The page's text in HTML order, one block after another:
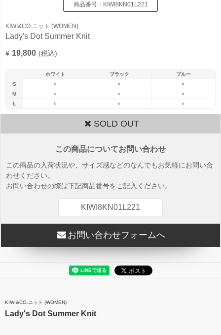
商品番号： KIWI8KN01L221
KIWI&CO.ニット (WOMEN)
Lady's Dot Summer Knit
¥ 19,800 (税込)
ホワイト ブラック
ブルー
S
× ×
×
M
× ×
×
L
× × ×
SOLD OUT
この商品についてお問い合わせ
この商品の入荷状況や、サイズ感などのなんでもお気軽にお問い合
わせください。
お問い合わせの際は下記商品番号をご記入ください。
KIWI8KN01L221
お問い合わせフォームへ
KIWI&CO.ニット (WOMEN)
Lady's Dot Summer Knit